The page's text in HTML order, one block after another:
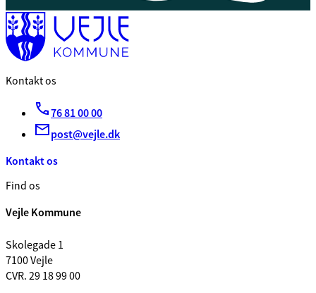
Kontakt os
76 81 00 00
post@vejle.dk
Kontakt os
Find os
Vejle Kommune
Skolegade 1
7100 Vejle
CVR. 29 18 99 00